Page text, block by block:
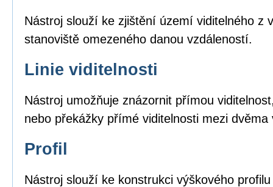
Nástroj slouží ke zjištění území viditelného z
stanoviště omezeného danou vzdáleností.
Linie viditelnosti
Nástroj umožňuje znázornit přímou
nebo překážky přímé viditelnosti mezi dvěma
Profil
Nástroj slouží ke konstrukci výškového